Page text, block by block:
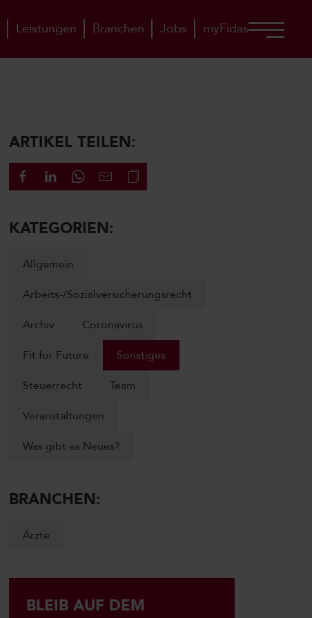
Leistungen Branchen Jobs myFidas
ARTIKEL TEILEN:
KATEGORIEN:
Allgemein
Arbeits-/Sozialversicherungsrecht
Archiv
Coronavirus
Fit for Future
Sonstiges
Steuerrecht
Team
Veranstaltungen
Was gibt es Neues?
BRANCHEN:
Ärzte
BLEIB AUF DEM